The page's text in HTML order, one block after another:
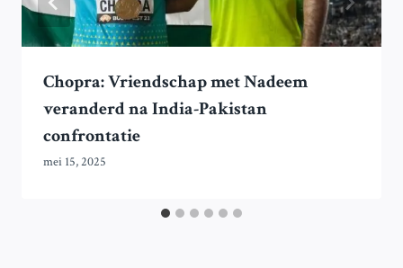
Chopra: Vriendschap met Nadeem
veranderd na India-Pakistan
confrontatie
mei 15, 2025